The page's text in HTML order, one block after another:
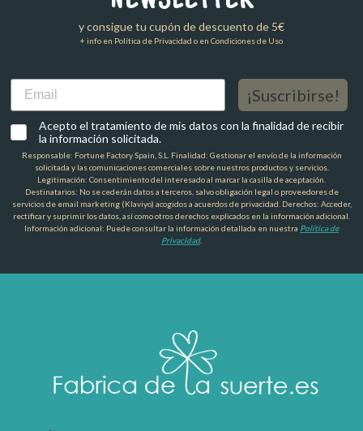
y consigue tu cupón de descuento de 5€
+ info en Política de Privacidad o en Condiciones de Uso
Email
¡Suscribirse!
Acepto el tratamiento de mis datos con la finalidad de recibir
la información solicitada.
Responsable: Fortune Factory Spain, S.L. Finalidad: Gestionar el envío de la información
solicitada y las comunicaciones comerciales sobre nuestros productos y servicios.
Legitimación: Consentimiento del interesado al marcar la casilla de aceptación.
Destinatarios: No se cederán datos a terceros, salvo obligación legal o proveedores de
servicios de email marketing (Klaviyo) acogidos a acuerdos de privacidad. Derechos: Acceder,
rectificar y suprimir los datos, así como otros derechos explicados en la información adicional.
Información adicional: Puede consultar la información detallada en nuestra Política de
Privacidad.